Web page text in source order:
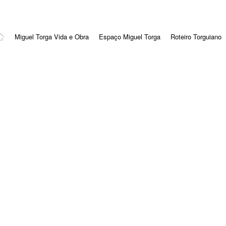
Miguel Torga Vida e Obra Espaço Miguel Torga Roteiro Torguiano